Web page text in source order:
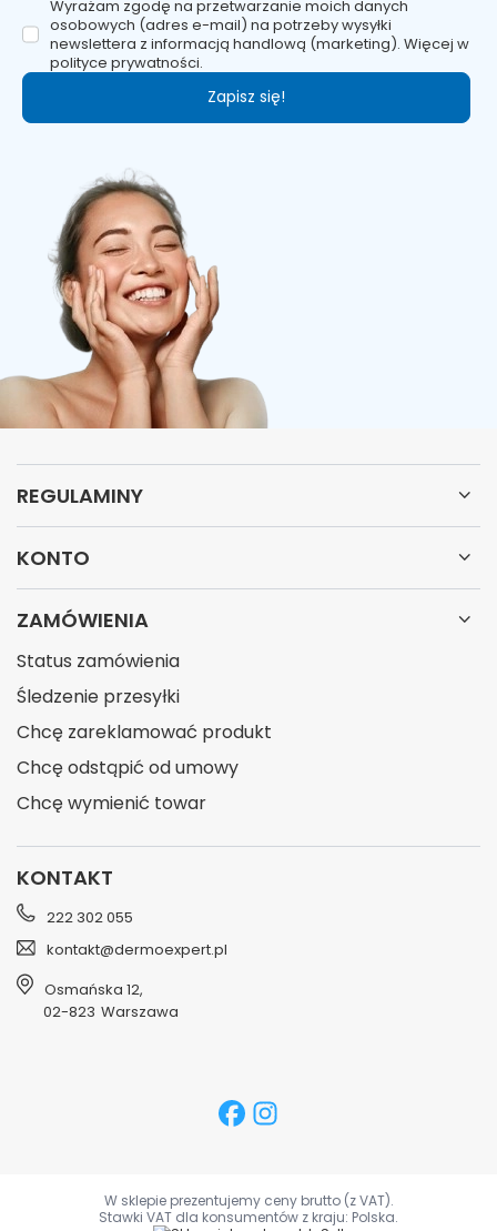
Wyrażam zgodę na przetwarzanie moich danych
osobowych (adres e-mail) na potrzeby wysyłki
newslettera z informacją handlową (marketing). Więcej w
polityce prywatności.
Zapisz się!
REGULAMINY
KONTO
ZAMÓWIENIA
Status zamówienia
Śledzenie przesyłki
Chcę zareklamować produkt
Chcę odstąpić od umowy
Chcę wymienić towar
KONTAKT
222 302 055
kontakt@dermoexpert.pl
Osmańska 12,
02-823 Warszawa
W sklepie prezentujemy ceny brutto (z VAT).
Stawki VAT dla konsumentów z kraju: Polska.